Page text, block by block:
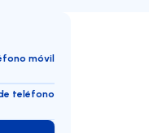
móvil
teléfono